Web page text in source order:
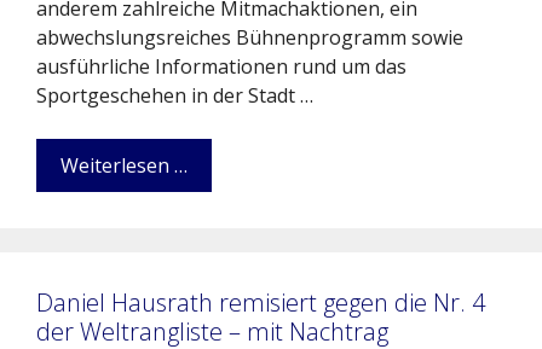
anderem zahlreiche Mitmachaktionen, ein
abwechslungsreiches Bühnenprogramm sowie
ausführliche Informationen rund um das
Sportgeschehen in der Stadt …
Weiterlesen …
Daniel Hausrath remisiert gegen die Nr. 4
der Weltrangliste – mit Nachtrag